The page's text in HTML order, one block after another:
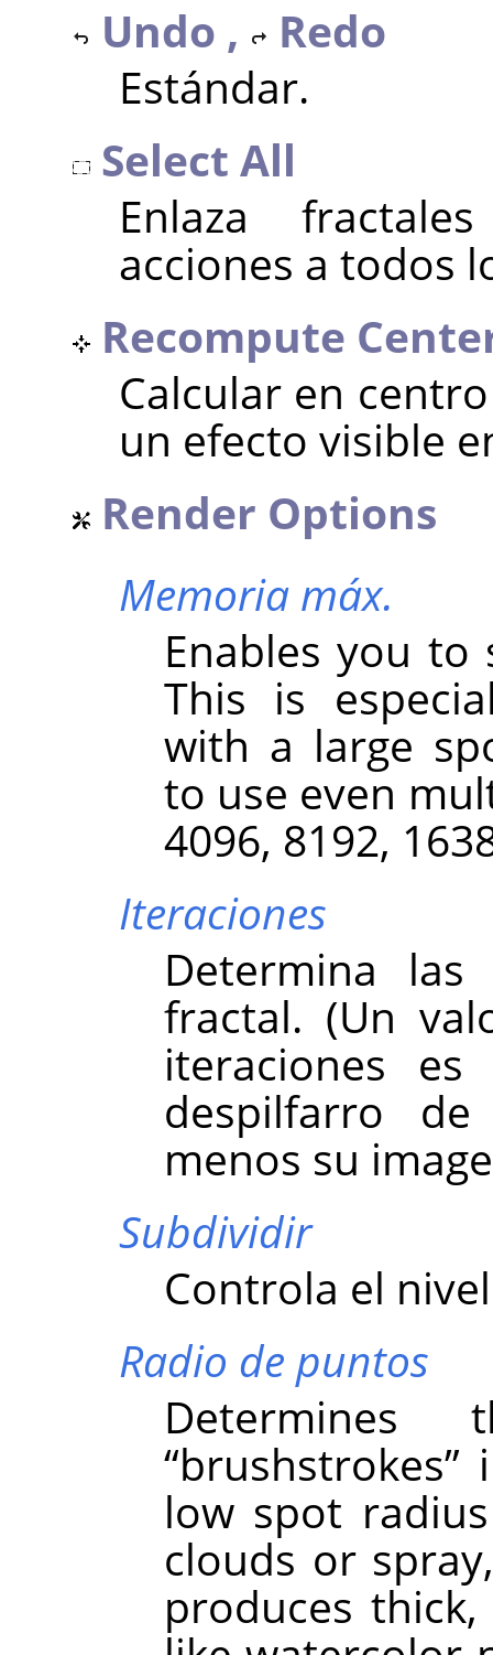
Undo ,
Redo
Estándar.
Select All
Enlaza
acciones a todos
Recompute
Calcular en
un efecto visible
Render Options
Memoria máx.
Enables you
This is
with a large
to use even
4096, 8192,
Iteraciones
Determina
fractal. (Un
iteraciones
despilfarro
menos su
Subdividir
Controla el
Radio de puntos
“brushstrokes”
low spot
clouds or
produces